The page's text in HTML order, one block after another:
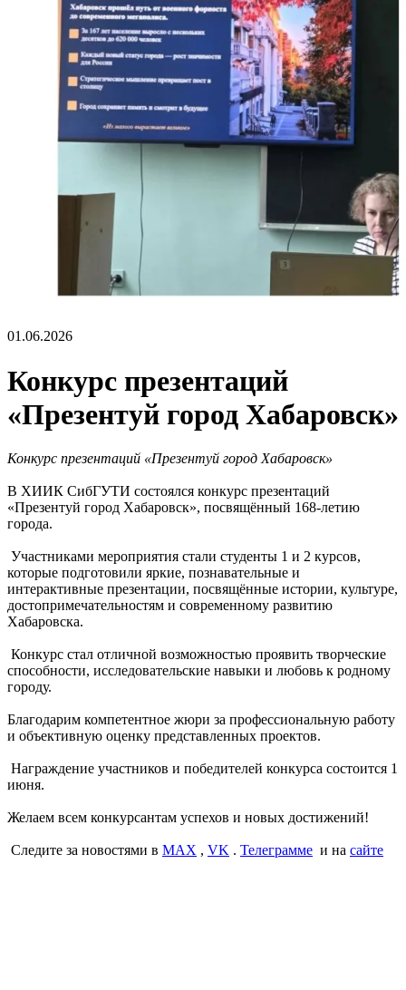
01.06.2026
Конкурс презентаций
«Презентуй город Хабаровск»
Конкурс презентаций «Презентуй город Хабаровск»
В ХИИК СибГУТИ состоялся конкурс презентаций
«Презентуй город Хабаровск», посвящённый 168-летию
города.
Участниками мероприятия стали студенты 1 и 2 курсов,
которые подготовили яркие, познавательные и
интерактивные презентации, посвящённые истории, культуре,
достопримечательностям и современному развитию
Хабаровска.
Конкурс стал отличной возможностью проявить творческие
способности, исследовательские навыки и любовь к родному
городу.
Благодарим компетентное жюри за профессиональную работу
и объективную оценку представленных проектов.
Награждение участников и победителей конкурса состоится 1
июня.
Желаем всем конкурсантам успехов и новых достижений!
Следите за новостями в MAX , VK . Телеграмме и на сайте